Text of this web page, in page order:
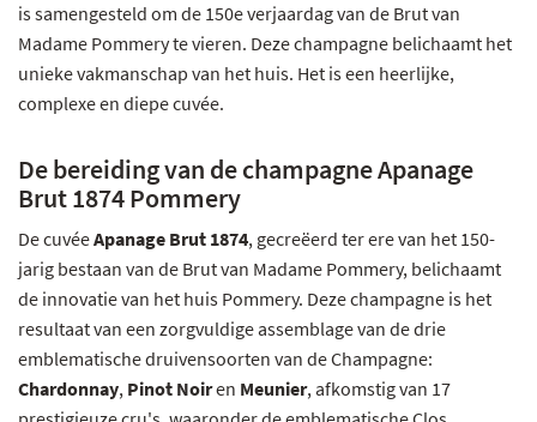
is samengesteld om de 150e verjaardag van de Brut van
Madame Pommery te vieren. Deze champagne belichaamt het
unieke vakmanschap van het huis. Het is een heerlijke,
complexe en diepe cuvée.
De bereiding van de champagne Apanage
Brut 1874 Pommery
De cuvéeApanage Brut 1874, gecreëerd ter ere van het 150-
jarig bestaan van de Brut van Madame Pommery, belichaamt
de innovatie van het huis Pommery. Deze champagne is het
resultaat van een zorgvuldige assemblage van de drie
emblematische druivensoorten van de Champagne:
Chardonnay, Pinot Noiren Meunier, afkomstig van 17